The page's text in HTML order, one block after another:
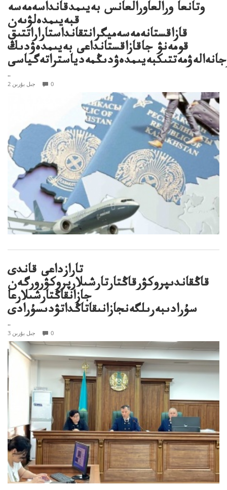
وتانعا ورالعاورالعانس بەيىمدقانداسەمەسە
قبەيىمدەلۋىەن
قازاقستانەمەسەميگرانتقانداستاراراتتىق
قومەنۋ جاقازاقستانداعى بەيىمدەۋدىڭ
..
2 جىل بۇرىن 0
تارازداعى قاندى
قاڭقاندىپروكۋرقاڭتارتارشىلارپروكۋرورگەن
جازانقاڭتارشىلارعا
سۇرادىبەرىلگەنجازانىقاتاڭداتۋدىسۇرادى
..
3 جىل بۇرىن 0